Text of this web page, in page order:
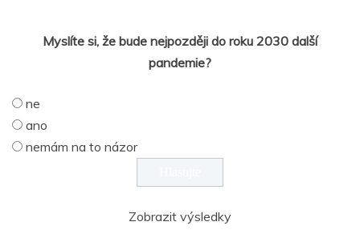
Myslíte si, že bude nejpozději do roku 2030 další
pandemie?
ne
ano
nemám na to názor
Zobrazit výsledky